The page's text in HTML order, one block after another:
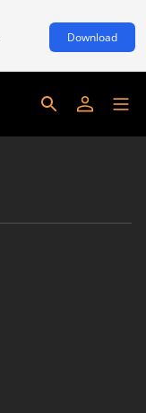
Download